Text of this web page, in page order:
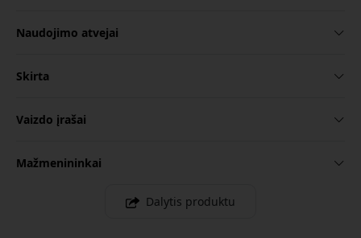
Naudojimo atvejai
Skirta
Vaizdo įrašai
Mažmenininkai
Dalytis produktu